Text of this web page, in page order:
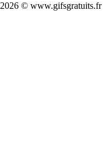
2026 © www.gifsgratuits.fr